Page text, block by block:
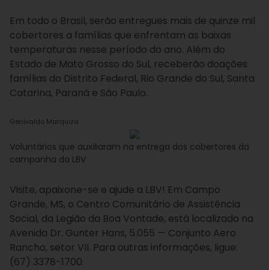
Em todo o Brasil, serão entregues mais de quinze mil
cobertores a famílias que enfrentam as baixas
temperaturas nesse período do ano. Além do
Estado de Mato Grosso do Sul, receberão doações
famílias do Distrito Federal, Rio Grande do Sul, Santa
Catarina, Paraná e São Paulo.
Genivaldo Marquiza
Voluntários que auxiliaram na entrega dos cobertores da
campanha da LBV
Visite, apaixone-se e ajude a LBV! Em Campo
Grande, MS, o Centro Comunitário de Assistência
Social, da Legião da Boa Vontade, está localizado na
Avenida Dr. Gunter Hans, 5.055 — Conjunto Aero
Rancho, setor VII. Para outras informações, ligue:
(67) 3378-1700.